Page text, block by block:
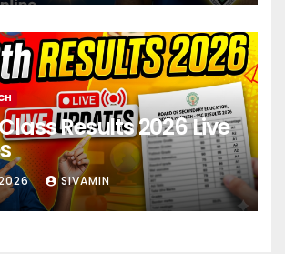
Results 2026 Live
2026 SIVAMIN